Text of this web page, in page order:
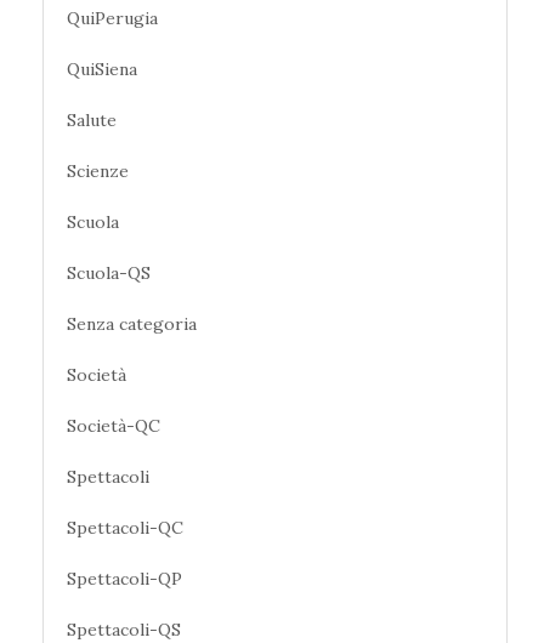
QuiPerugia
QuiSiena
Salute
Scienze
Scuola
Scuola-QS
Senza categoria
Società
Società-QC
Spettacoli
Spettacoli-QC
Spettacoli-QP
Spettacoli-QS